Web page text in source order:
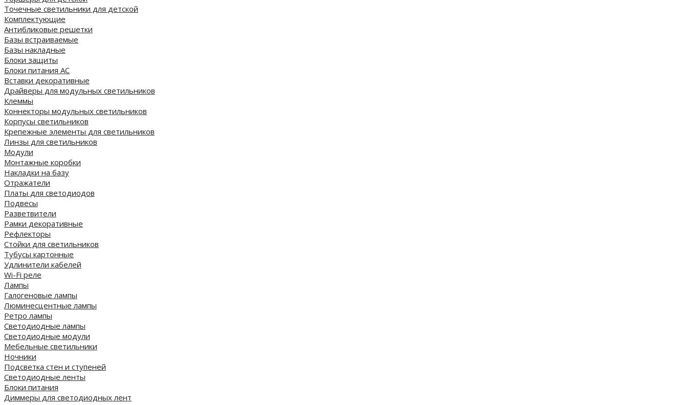
Точечные светильники для детской
Комплектующие
Антибликовые решетки
Базы встраиваемые
Базы накладные
Блоки защиты
Блоки питания AC
Вставки декоративные
Драйверы для модульных светильников
Клеммы
Коннекторы модульных светильников
Корпусы светильников
Крепежные элементы для светильников
Линзы для светильников
Модули
Монтажные коробки
Накладки на базу
Отражатели
Платы для светодиодов
Подвесы
Разветвители
Рамки декоративные
Рефлекторы
Стойки для светильников
Тубусы картонные
Удлинители кабелей
Wi-Fi реле
Лампы
Галогеновые лампы
Люминесцентные лампы
Ретро лампы
Светодиодные лампы
Светодиодные модули
Мебельные светильники
Ночники
Подсветка стен и ступеней
Светодиодные ленты
Блоки питания
Диммеры для светодиодных лент